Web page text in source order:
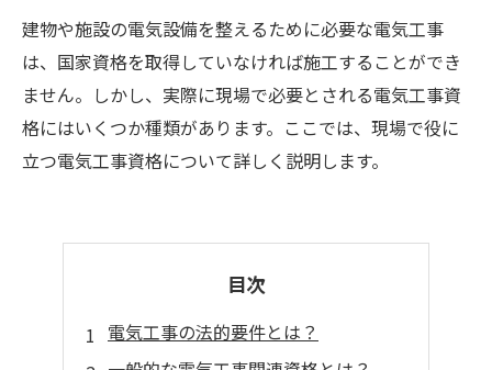
建物や施設の電気設備を整えるために必要な電気工事
は、国家資格を取得していなければ施工することができ
ません。しかし、実際に現場で必要とされる電気工事資
格にはいくつか種類があります。ここでは、現場で役に
立つ電気工事資格について詳しく説明します。
目次
電気工事の法的要件とは？